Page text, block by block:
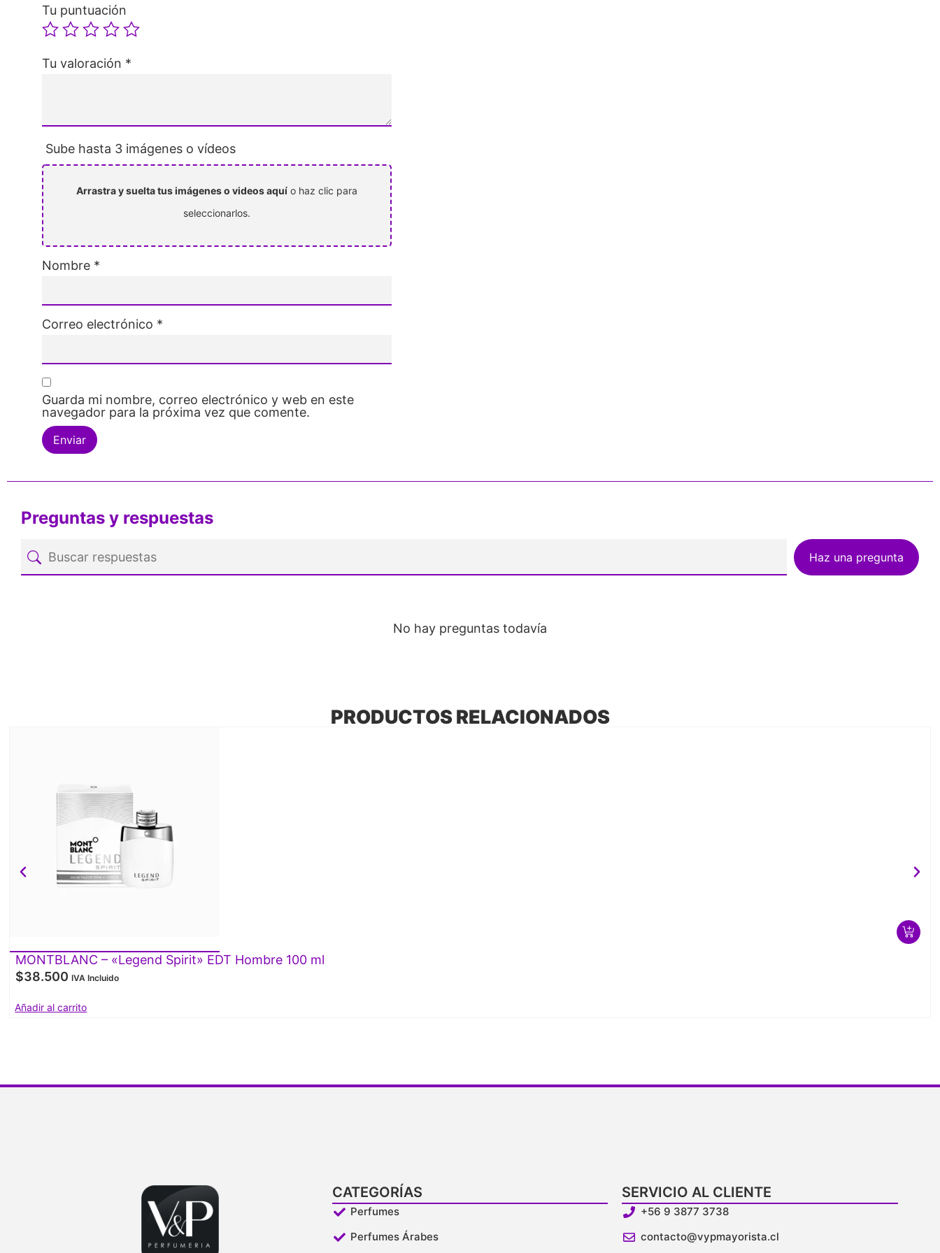
Tu puntuación
Tu valoración *
Sube hasta 3 imágenes o vídeos
Arrastra y suelta tus imágenes o videos aquí o haz clic para
seleccionarlos.
Nombre *
Correo electrónico *
Guarda mi nombre, correo electrónico y web en este
navegador para la próxima vez que comente.
Preguntas y respuestas
Haz una pregunta
No hay preguntas todavía
PRODUCTOS RELACIONADOS
MONTBLANC – «Legend Spirit» EDT Hombre 100 ml
$38.500 IVA Incluido
Añadir al carrito
CATEGORÍAS
Perfumes
Perfumes Árabes
SERVICIO AL CLIENTE
+56 9 3877 3738
contacto@vypmayorista.cl